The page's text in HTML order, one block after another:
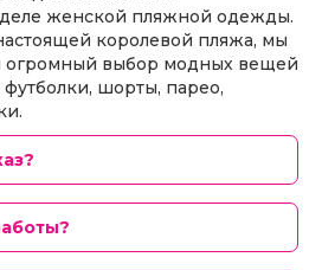
женской пляжной одежды.
королевой пляжа, мы
огромный выбор модных вещей
футболки, шорты, парео,